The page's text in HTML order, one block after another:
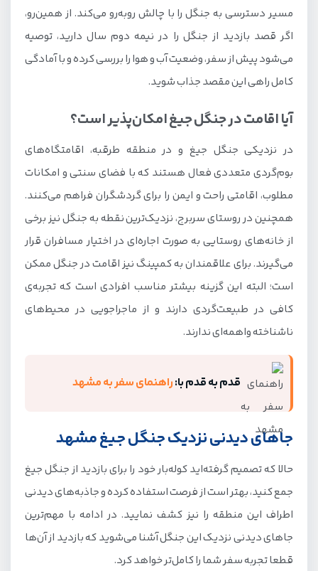
مسیر دسترسی به جنگل را با چالش رو‌به‌رو می‌کند. از همین‌رو،
اگر قصد بازدید از جنگل را در نیمه دوم سال دارید، توصیه
می‌شود پیش از سفر، وضعیت آب و هوا را بررسی کرده و با آمادگی
کامل راهی این مقصد جذاب شوید.
آیا اقامت در جنگل جیغ امکان‌پذیر است؟
در نزدیکی جنگل جیغ و در منطقه طرقبه، اقامتگاه‌های
بوم‌گردی متعددی فعال هستند که با فضای سنتی و امکانات
مطلوب، اقامتی راحت و ایمن را برای گردشگران فراهم می‌کنند.
همچنین در روستای سربرج، نزدیک‌ترین نقطه به جنگل نیز برخی
از خانه‌های روستایی به صورت اجاره‌ای در اختیار مسافران قرار
می‌گیرند. برای علاقمندان به کمپینگ نیز اقامت در جنگل ممکن
است؛ البته این گزینه بیشتر مناسب افرادی است که تجربه‌ی
کافی در طبیعت‌گردی دارند و از ماجراجویی در محیط‌های
ناشناخته واهمه‌ای ندارند.
قدم به قدم با:راهنمای سفر به مشهد
جاهای دیدنی نزدیک جنگل جیغ مشهد
حالا که تصمیم گرفته‌اید کوله‌بار خود را برای بازدید از جنگل جیغ
جمع کنید، بهتر است از فرصت استفاده کرده و جاذبه‌های دیدنی
اطراف این منطقه را نیز کشف نمایید. در ادامه با مهم‌ترین
جاهای دیدنی نزدیک این جنگل آشنا می‌شوید که بازدید از آن‌ها
قطعا تجربه سفر شما را کامل‌تر خواهد کرد.